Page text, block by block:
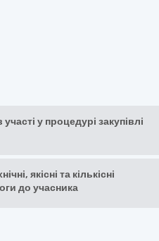
у процедурі закупівлі
якісні та кількісні
до учасника